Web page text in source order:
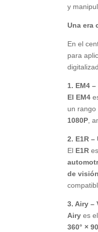
y
Una era
En el
para
1. EM4
El EM4
un
1080P,
2. E1R
El E1R
de
3. Airy –
Airy es
360° ×